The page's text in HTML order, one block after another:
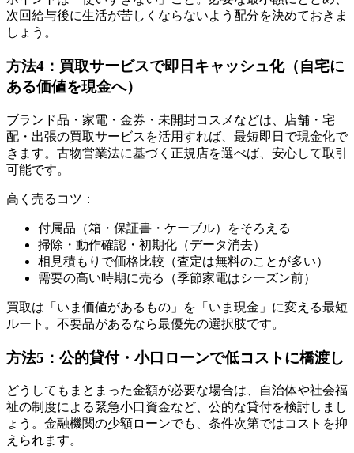
次回給与後に生活が苦しくならないよう配分を決めておきま
しょう。
方法4：買取サービスで即日キャッシュ化（自宅に
ある価値を現金へ）
ブランド品・家電・金券・未開封コスメなどは、店舗・宅
配・出張の買取サービスを活用すれば、最短即日で現金化で
きます。古物営業法に基づく正規店を選べば、安心して取引
可能です。
高く売るコツ：
付属品（箱・保証書・ケーブル）をそろえる
掃除・動作確認・初期化（データ消去）
相見積もりで価格比較（査定は無料のことが多い）
需要の高い時期に売る（季節家電はシーズン前）
買取は「いま価値があるもの」を「いま現金」に変える最短
ルート。不要品があるなら最優先の選択肢です。
方法5：公的貸付・小口ローンで低コストに橋渡し
どうしてもまとまった金額が必要な場合は、自治体や社会福
祉の制度による緊急小口資金など、公的な貸付を検討しまし
ょう。金融機関の少額ローンでも、条件次第ではコストを抑
えられます。